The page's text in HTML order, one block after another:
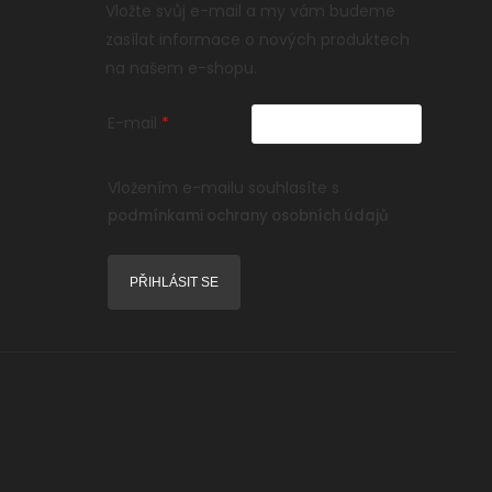
Vložte svůj e-mail a my vám budeme
zasílat informace o nových produktech
na našem e-shopu.
E-mail
Vložením e-mailu souhlasíte s
podmínkami ochrany osobních údajů
PŘIHLÁSIT SE